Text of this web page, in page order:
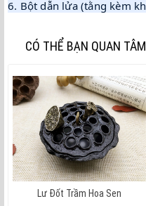
CÓ THỂ BẠN QUAN TÂM
Lư Đốt Trầm Hoa Sen